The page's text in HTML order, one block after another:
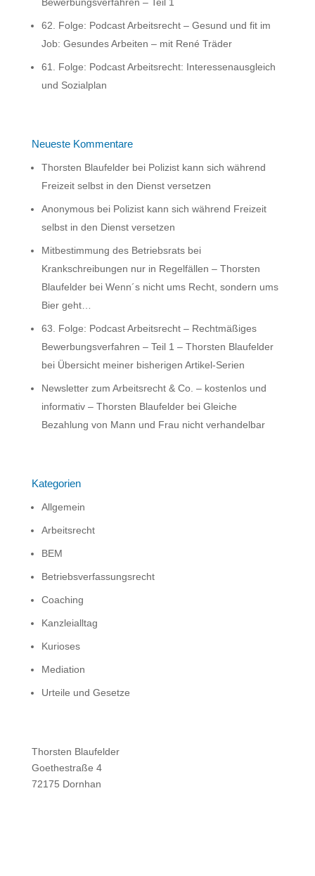
62. Folge: Podcast Arbeitsrecht – Gesund und fit im
Job: Gesundes Arbeiten – mit René Träder
61. Folge: Podcast Arbeitsrecht: Interessenausgleich
und Sozialplan
Neueste Kommentare
Thorsten Blaufelderbei Polizist kann sich während
Freizeit selbst in den Dienst versetzen
Anonymousbei Polizist kann sich während Freizeit
selbst in den Dienst versetzen
Mitbestimmung des Betriebsrats bei
Krankschreibungen nur in Regelfällen – Thorsten
Blaufelderbei Wenn´s nicht ums Recht, sondern ums
Bier geht…
63. Folge: Podcast Arbeitsrecht – Rechtmäßiges
Bewerbungsverfahren – Teil 1 – Thorsten Blaufelder
bei Übersicht meiner bisherigen Artikel-Serien
Newsletter zum Arbeitsrecht & Co. – kostenlos und
informativ – Thorsten Blaufelderbei Gleiche
Bezahlung von Mann und Frau nicht verhandelbar
Kategorien
Allgemein
Arbeitsrecht
BEM
Betriebsverfassungsrecht
Coaching
Kanzleialltag
Kurioses
Mediation
Urteile und Gesetze
Thorsten Blaufelder
Goethestraße 4
72175 Dornhan